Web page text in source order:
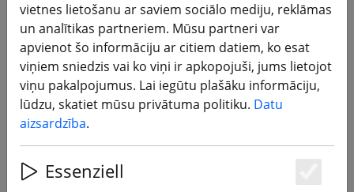
Akumulatori - Lipos ilgam
lidojumam
191 Products
Unterkategorien
vietnes lietošanu ar saviem sociālo mediju, reklāmas
un analītikas partneriem. Mūsu partneri var
apvienot šo informāciju ar citiem datiem, ko esat
viņiem sniedzis vai ko viņi ir apkopojuši, jums lietojot
viņu pakalpojumus. Lai iegūtu plašāku informāciju,
lūdzu, skatiet mūsu privātuma politiku. Datu
aizsardzība.
Essenziell